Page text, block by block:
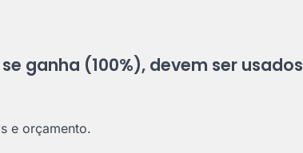
ganha (100%), devem ser usados
e orçamento.